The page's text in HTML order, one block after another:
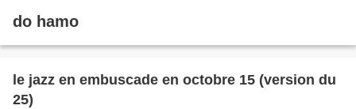
do hamo
le jazz en embuscade en octobre 15 (version du
25)